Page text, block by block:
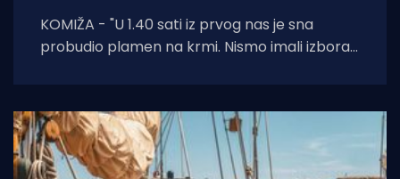
KOMIŽA - "U 1.40 sati iz prvog nas je sna
probudio plamen na krmi. Nismo imali izbora